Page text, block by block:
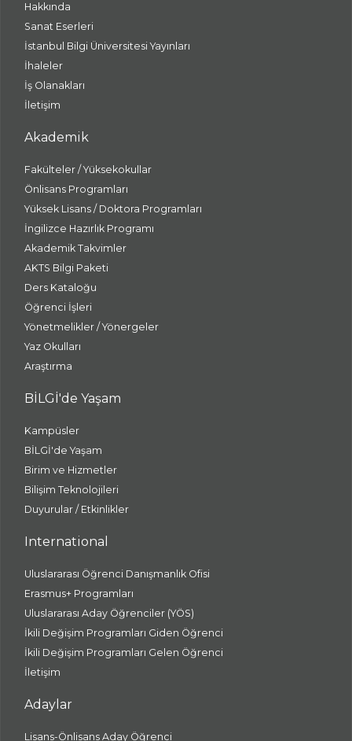
Hakkında
Sanat Eserleri
İstanbul Bilgi Üniversitesi Yayınları
İhaleler
İş Olanakları
İletişim
Akademik
Fakülteler / Yüksekokullar
Önlisans Programları
Yüksek Lisans / Doktora Programları
İngilizce Hazırlık Programı
Akademik Takvimler
AKTS Bilgi Paketi
Ders Kataloğu
Öğrenci İşleri
Yönetmelikler / Yönergeler
Yaz Okulları
Araştırma
BİLGİ'de Yaşam
Kampüsler
BİLGİ'de Yaşam
Birim ve Hizmetler
Bilişim Teknolojileri
Duyurular / Etkinlikler
International
Uluslararası Öğrenci Danışmanlık Ofisi
Erasmus+ Programları
Uluslararası Aday Öğrenciler (YÖS)
İkili Değişim Programları Giden Öğrenci
İkili Değişim Programları Gelen Öğrenci
İletişim
Adaylar
Lisans-Önlisans Aday Öğrenci